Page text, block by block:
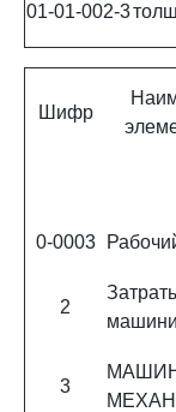
01-01-002-3
Шифр
0-0003
2
3